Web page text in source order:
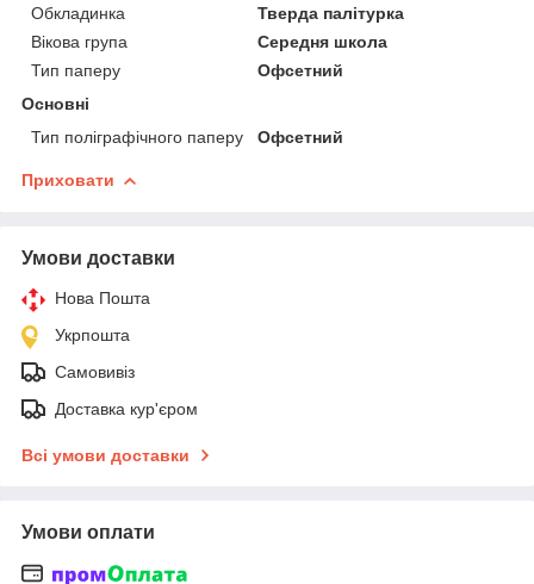
Обкладинка
Тверда палітурка
Вікова група
Середня школа
Тип паперу
Офсетний
Основні
Тип поліграфічного паперу
Офсетний
Приховати
Умови доставки
Нова Пошта
Укрпошта
Самовивіз
Доставка кур'єром
Всі умови доставки
Умови оплати